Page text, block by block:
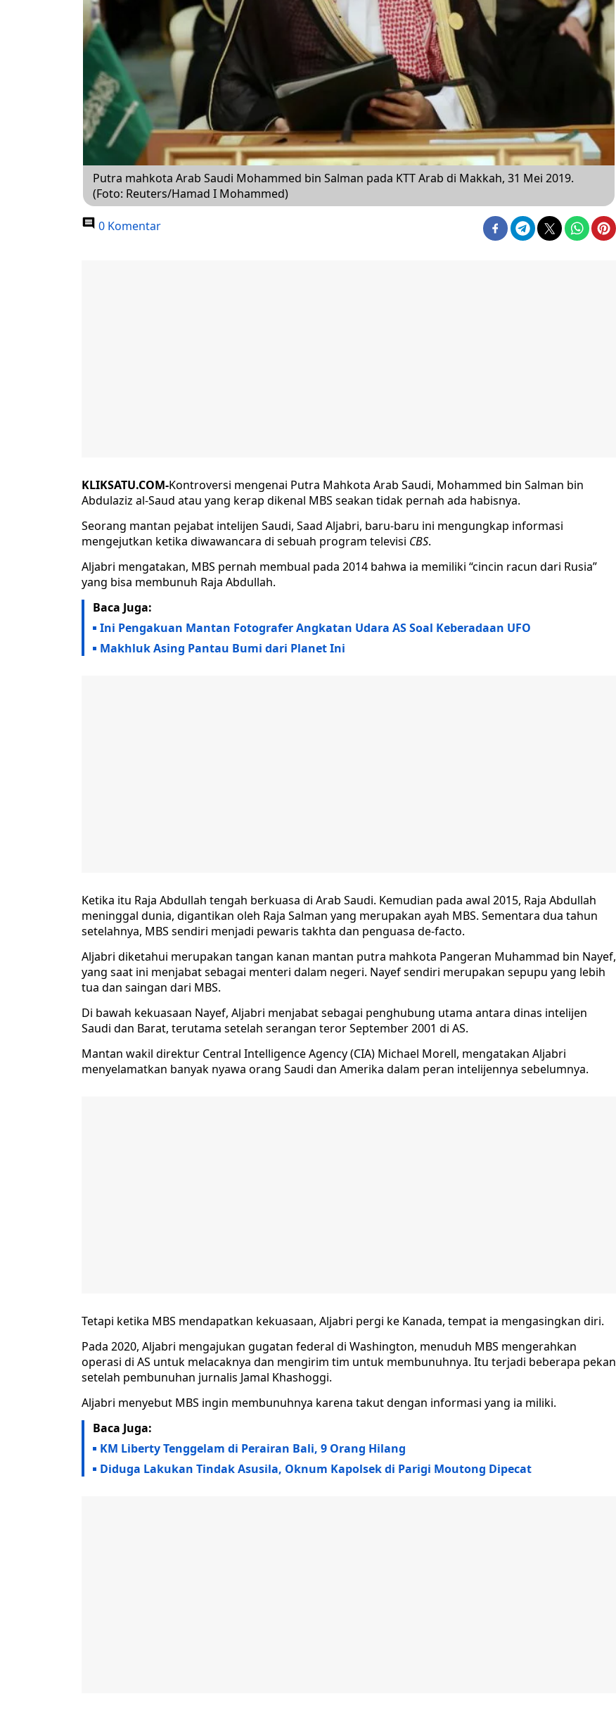
Putra mahkota Arab Saudi Mohammed bin Salman pada KTT Arab di Makkah, 31 Mei 2019.
(Foto: Reuters/Hamad I Mohammed)
0 Komentar
KLIKSATU.COM-Kontroversi mengenai Putra Mahkota Arab Saudi, Mohammed bin Salman bin
Abdulaziz al-Saud atau yang kerap dikenal MBS seakan tidak pernah ada habisnya.
Seorang mantan pejabat intelijen Saudi, Saad Aljabri, baru-baru ini mengungkap informasi
mengejutkan ketika diwawancara di sebuah program televisi CBS.
Aljabri mengatakan, MBS pernah membual pada 2014 bahwa ia memiliki “cincin racun dari Rusia”
yang bisa membunuh Raja Abdullah.
Baca Juga:
Ini Pengakuan Mantan Fotografer Angkatan Udara AS Soal Keberadaan UFO
Makhluk Asing Pantau Bumi dari Planet Ini
Ketika itu Raja Abdullah tengah berkuasa di Arab Saudi. Kemudian pada awal 2015, Raja Abdullah
meninggal dunia, digantikan oleh Raja Salman yang merupakan ayah MBS. Sementara dua tahun
setelahnya, MBS sendiri menjadi pewaris takhta dan penguasa de-facto.
Aljabri diketahui merupakan tangan kanan mantan putra mahkota Pangeran Muhammad bin Nayef,
yang saat ini menjabat sebagai menteri dalam negeri. Nayef sendiri merupakan sepupu yang lebih
tua dan saingan dari MBS.
Di bawah kekuasaan Nayef, Aljabri menjabat sebagai penghubung utama antara dinas intelijen
Saudi dan Barat, terutama setelah serangan teror September 2001 di AS.
Mantan wakil direktur Central Intelligence Agency (CIA) Michael Morell, mengatakan Aljabri
menyelamatkan banyak nyawa orang Saudi dan Amerika dalam peran intelijennya sebelumnya.
Tetapi ketika MBS mendapatkan kekuasaan, Aljabri pergi ke Kanada, tempat ia mengasingkan diri.
Pada 2020, Aljabri mengajukan gugatan federal di Washington, menuduh MBS mengerahkan
operasi di AS untuk melacaknya dan mengirim tim untuk membunuhnya. Itu terjadi beberapa pekan
setelah pembunuhan jurnalis Jamal Khashoggi.
Aljabri menyebut MBS ingin membunuhnya karena takut dengan informasi yang ia miliki.
Baca Juga:
KM Liberty Tenggelam di Perairan Bali, 9 Orang Hilang
Diduga Lakukan Tindak Asusila, Oknum Kapolsek di Parigi Moutong Dipecat